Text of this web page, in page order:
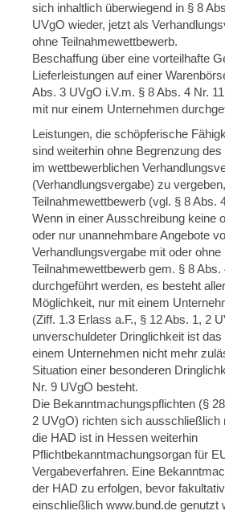
sich inhaltlich überwiegend in § 8
UVgO wieder, jetzt als
ohne Teilnahmewettbewerb.
Beschaffung über eine vorteilhafte
Lieferleistungen auf einer
Abs. 3 UVgO i.V.m. § 8 Abs. 4 Nr.
mit nur einem Unternehmen
Leistungen, die schöpferische
sind weiterhin ohne Begrenzung
im wettbewerblichen
(Verhandlungsvergabe) zu
Teilnahmewettbewerb (vgl. § 8 Abs.
Wenn in einer Ausschreibung keine
oder nur unannehmbare Angebote
Verhandlungsvergabe mit oder ohne
Teilnahmewettbewerb gem. § 8 Abs.
durchgeführt werden, es besteht
Möglichkeit, nur mit einem
(Ziff. 1.3 Erlass a.F., § 12 Abs. 1, 2
unverschuldeter Dringlichkeit ist
einem Unternehmen nicht mehr
Situation einer besonderen
Nr. 9 UVgO besteht.
Die Bekanntmachungspflichten (§
2 UVgO) richten sich ausschließlich
die HAD ist in Hessen weiterhin
Pflichtbekanntmachungsorgan für
Vergabeverfahren. Eine
der HAD zu erfolgen, bevor
einschließlich www.bund.de genutzt